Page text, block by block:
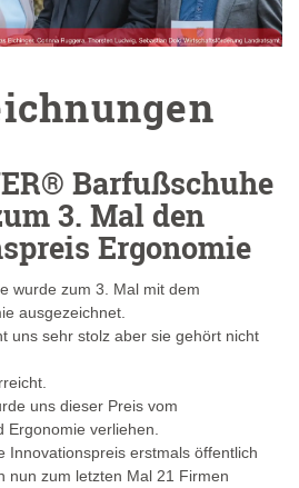
Barfußschuhe
3. Mal den
Ergonomie
wurde zum 3. Mal mit dem
ausgezeichnet.
uns sehr stolz aber sie gehört nicht
uns dieser Preis vom
verliehen.
Innovationspreis erstmals öffentlich
nun zum letzten Mal 21 Firmen